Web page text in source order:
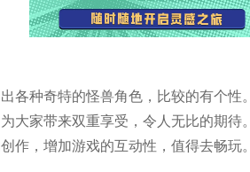
各种奇特的怪兽角色，比较的有个性。
大家带来双重享受，令人无比的期待。
作，增加游戏的互动性，值得去畅玩。